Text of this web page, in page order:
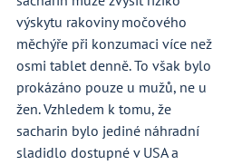
výskytu rakoviny močového
měchýře při konzumaci více než
osmi tablet denně. To však bylo
prokázáno pouze u mužů, ne u
žen. Vzhledem k tomu, že
sacharin bylo jediné náhradní
sladidlo dostupné v USA a